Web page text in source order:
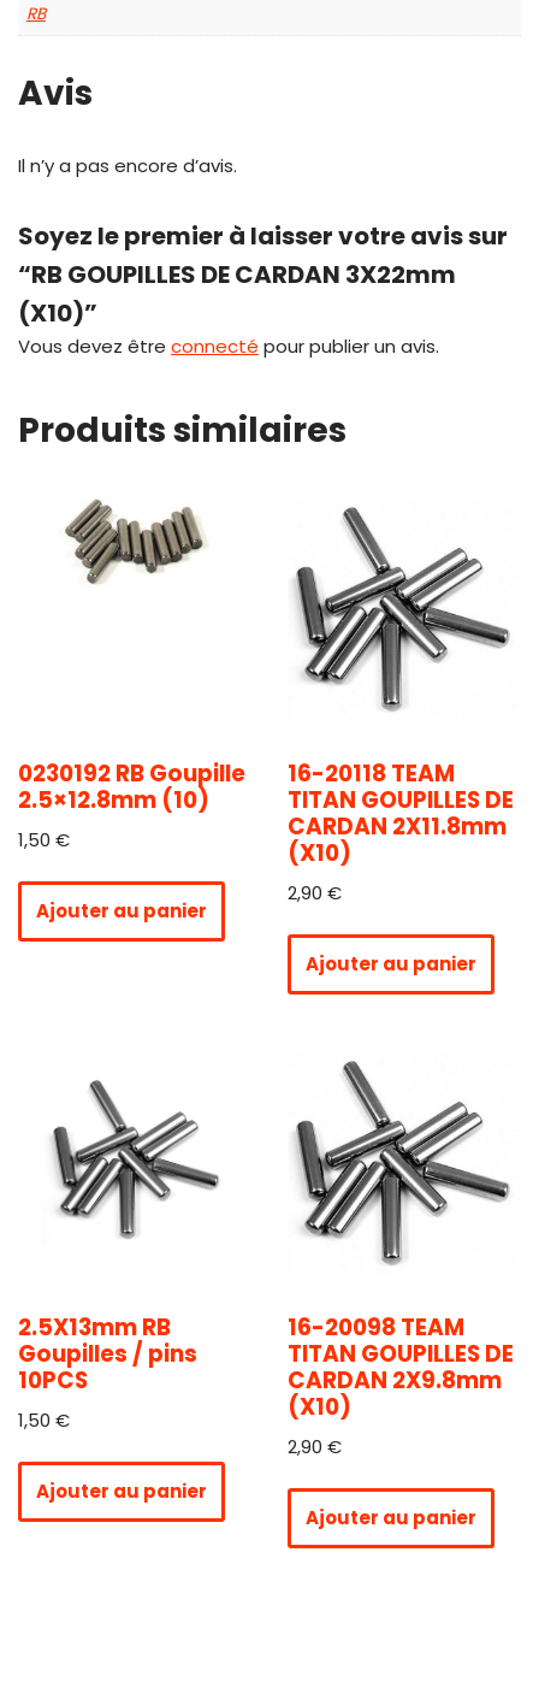
RB
Avis
Il n’y a pas encore d’avis.
Soyez le premier à laisser votre avis sur
“RB GOUPILLES DE CARDAN 3X22mm
(X10)”
Vous devez être connecté pour publier un avis.
Produits similaires
0230192 RB Goupille
2.5×12.8mm (10)
1,50 €
Ajouter au panier
16-20118 TEAM
TITAN GOUPILLES DE
CARDAN 2X11.8mm
(X10)
2,90 €
Ajouter au panier
2.5X13mm RB
Goupilles / pins
10PCS
1,50 €
Ajouter au panier
16-20098 TEAM
TITAN GOUPILLES DE
CARDAN 2X9.8mm
(X10)
2,90 €
Ajouter au panier